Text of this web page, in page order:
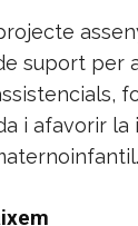
suport per
i afavorir la